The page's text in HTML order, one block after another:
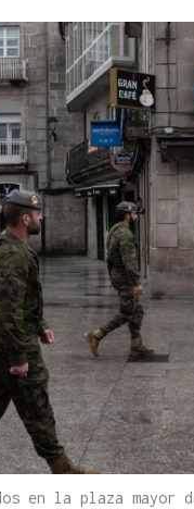
en la plaza